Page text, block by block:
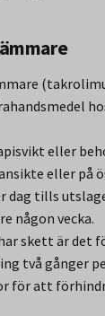
eller
eller på
dag tills
någon vecka.
skett är det
två gånger
för att